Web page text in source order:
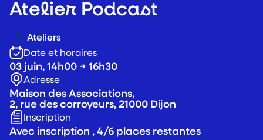
Ateliers
Atelier Podcast
Date et horaires
03 juin, 14h00 → 16h30
Adresse
Maison des Associations,
2, rue des corroyeurs, 21000 Dijon
Inscription
Avec inscription , 4/6 places restantes